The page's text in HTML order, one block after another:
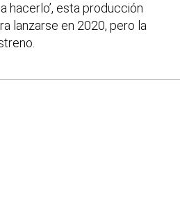
hacerlo’, esta producción
lanzarse en 2020, pero la